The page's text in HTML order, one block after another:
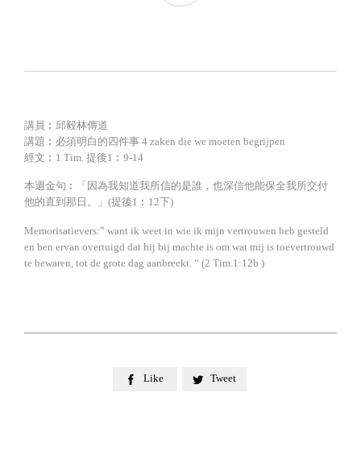
講員︰邱毅林傳道
講題︰必須明白的四件事 4 zaken die we moeten begrijpen
經文︰1 Tim. 提後1︰9-14
本週金句︰「因為我知道我所信的是誰，也深信他能保全我所交付
他的直到那日。」(提後1︰12下)
Memorisatievers:” want ik weet in wie ik mijn vertrouwen heb gesteld
en ben ervan overtuigd dat hij bij machte is om wat mij is toevertrouwd
te bewaren, tot de grote dag aanbreekt. “ (2 Tim.1:12b )
 Like  Tweet